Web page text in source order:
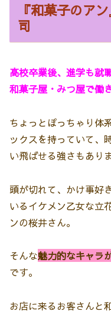
『和菓子の
司
高校卒業後、進学も就
和菓子屋・みつ屋で働
ちょっとぽっちゃり体
ックスを持っていて、
い飛ばせる強さもありま
頭が切れて、かけ事好
いるイケメン乙女な立
ンの桜井さん。
そんな魅力的なキャラ
です。
お店に来るお客さんと